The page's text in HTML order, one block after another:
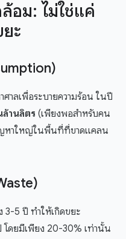
อม: ไม่ใช่แค่
ะ
าลเพื่อระบายความร้อน ในปี
านลิตร (เพียงพอสำหรับคน
หาใหญ่ในพื้นที่ที่ขาดแคลน
3-5 ปี ทำให้เกิดขยะ
ดยมีเพียง 20-30% เท่านั้น